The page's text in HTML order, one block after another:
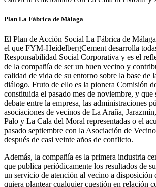
Plan La Fábrica de Málaga
El Plan de Acción Social La Fábrica de
el que FYM-HeidelbergCement desarrolla
Responsabilidad Social Corporativa y es el
de la compañía de ser un buen vecino y
calidad de vida de su entorno sobre la base de
diálogo. Fruto de ello es la pionera Comisión
constituida el pasado mes de noviembre, y que
debate entre la empresa, las administraciones
asociaciones de vecinos de La Araña,
Palo y La Cala del Moral representadas o el
pasado septiembre con la Asociación de
después de casi veinte años de conflicto.
Además, la compañía es la primera industria
que publica periódicamente los resultados de
un servicio de atención al vecino a disposición
quiera plantear cualquier cuestión en relación